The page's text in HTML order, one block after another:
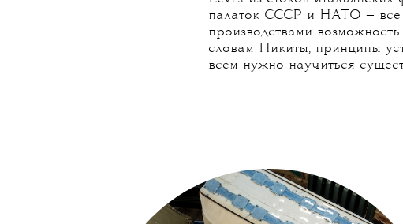
«Одно воспоминание из
какой-то момент папа
чтобы собрать то, что
проектах я всегда
рассказывает Даша.
принципам устойчивого
Работая, дизайнеры
Levi’s из стоков
палаток СССР и НАТО — все
производствами
словам Никиты, принципы